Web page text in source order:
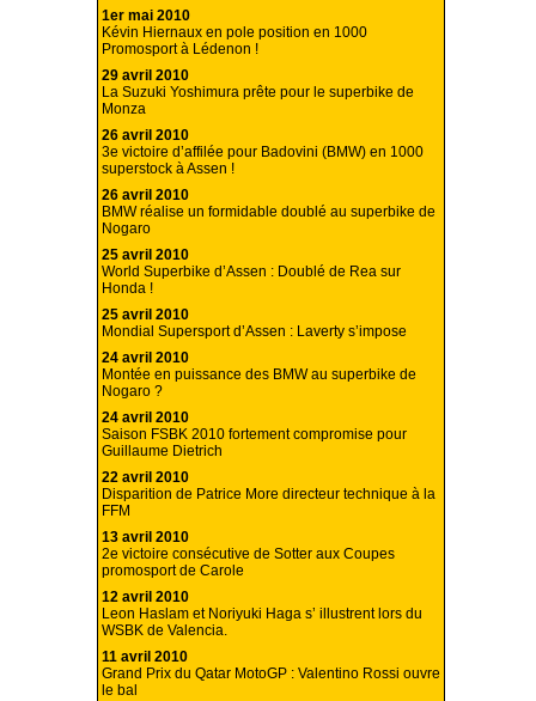
1er mai 2010
Kévin Hiernaux en pole position en 1000
Promosport à Lédenon !
29 avril 2010
La Suzuki Yoshimura prête pour le superbike de
Monza
26 avril 2010
3e victoire d’affilée pour Badovini (BMW) en 1000
superstock à Assen !
26 avril 2010
BMW réalise un formidable doublé au superbike de
Nogaro
25 avril 2010
World Superbike d’Assen : Doublé de Rea sur
Honda !
25 avril 2010
Mondial Supersport d’Assen : Laverty s’impose
24 avril 2010
Montée en puissance des BMW au superbike de
Nogaro ?
24 avril 2010
Saison FSBK 2010 fortement compromise pour
Guillaume Dietrich
22 avril 2010
Disparition de Patrice More directeur technique à la
FFM
13 avril 2010
2e victoire consécutive de Sotter aux Coupes
promosport de Carole
12 avril 2010
Leon Haslam et Noriyuki Haga s’ illustrent lors du
WSBK de Valencia.
11 avril 2010
Grand Prix du Qatar MotoGP : Valentino Rossi ouvre
le bal